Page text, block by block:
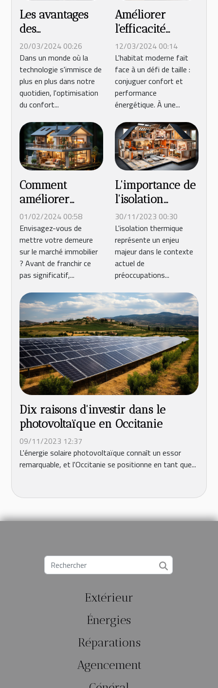
Les avantages
des
automatismes
pour volets
roulants dans le
confort de la
maison
20/03/2024 00:26
Dans un monde où la
technologie s'immisce de
plus en plus dans notre
quotidien, l'optimisation
du confort...
Améliorer
l'efficacité
énergétique de
votre maison
avec le double
vitrage
12/03/2024 00:14
L'habitat moderne fait
face à un défi de taille :
conjuguer confort et
performance
énergétique. À une...
Comment
améliorer
l'efficacité
énergétique de
votre maison
avant de la
vendre
01/02/2024 00:58
Envisagez-vous de
mettre votre demeure
sur le marché immobilier
? Avant de franchir ce
pas significatif,...
L'importance de
l'isolation
thermique dans
la réduction de
la
consommation
énergétique
30/11/2023 00:30
L'isolation thermique
représente un enjeu
majeur dans le contexte
actuel de
préoccupations...
Dix raisons d'investir dans le
photovoltaïque en Occitanie
09/11/2023 12:37
L'énergie solaire photovoltaïque connaît un essor
remarquable, et l'Occitanie se positionne en tant que...
Extérieur
Énergies
Réparations
Agencement